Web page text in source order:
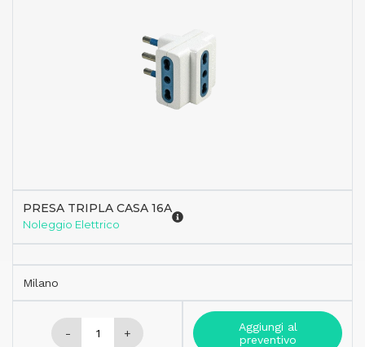
PRESA TRIPLA CASA 16A
Noleggio Elettrico
Milano
- +
Aggiungi al
preventivo